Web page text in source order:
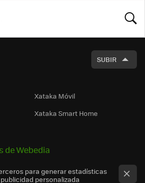
SUBIR
Xataka Móvil
Xataka Smart Home
de Webedia
para generar estadísticas
personalizada